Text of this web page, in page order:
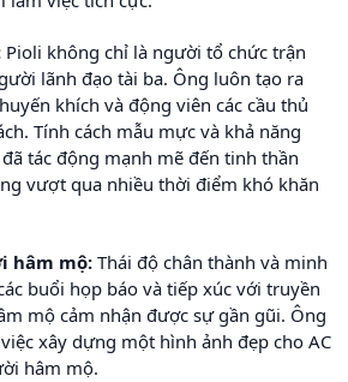
Pioli không chỉ là người tổ chức trận
lãnh đạo tài ba. Ông luôn tạo ra
khích và động viên các cầu thủ
Tính cách mẫu mực và khả năng
tác động mạnh mẽ đến tinh thần
vượt qua nhiều thời điểm khó khăn
hâm mộ:Thái độ chân thành và minh
buổi họp báo và tiếp xúc với truyền
mộ cảm nhận được sự gần gũi. Ông
xây dựng một hình ảnh đẹp cho AC
hâm mộ.